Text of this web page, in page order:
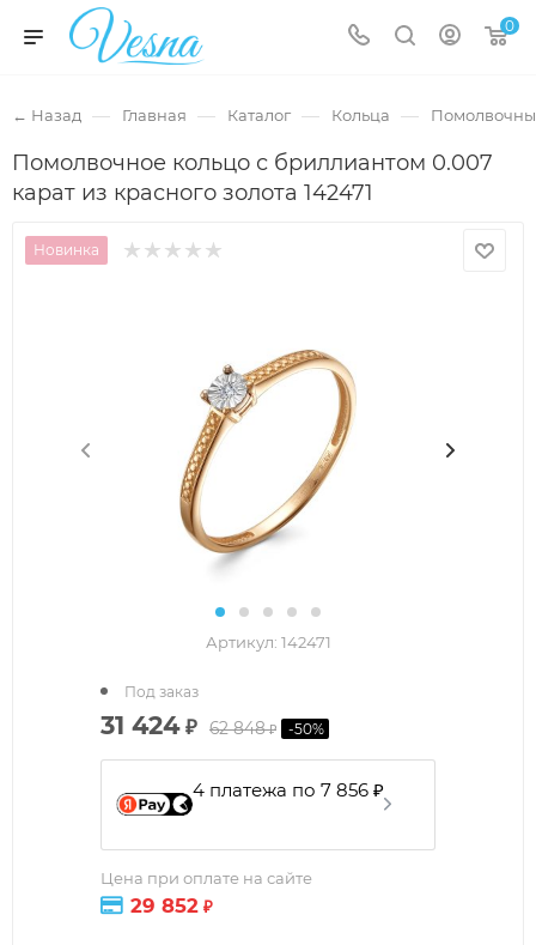
0
← Назад — Главная — Каталог — Кольца —
Помолвочное кольцо с бриллиантом 0.007
карат из красного золота 142471
Новинка
Артикул: 142471
31 424₽ 62 848₽ -50%
4 платежа по 7 856 ₽
Цена при оплате на сайте
29 852 ₽
Под заказ